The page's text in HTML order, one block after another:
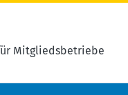
Mitgliedsbetriebe